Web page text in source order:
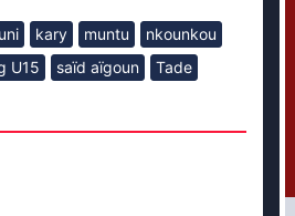
kary muntu
nkounkou
U15 saïd aïgoun
Tade